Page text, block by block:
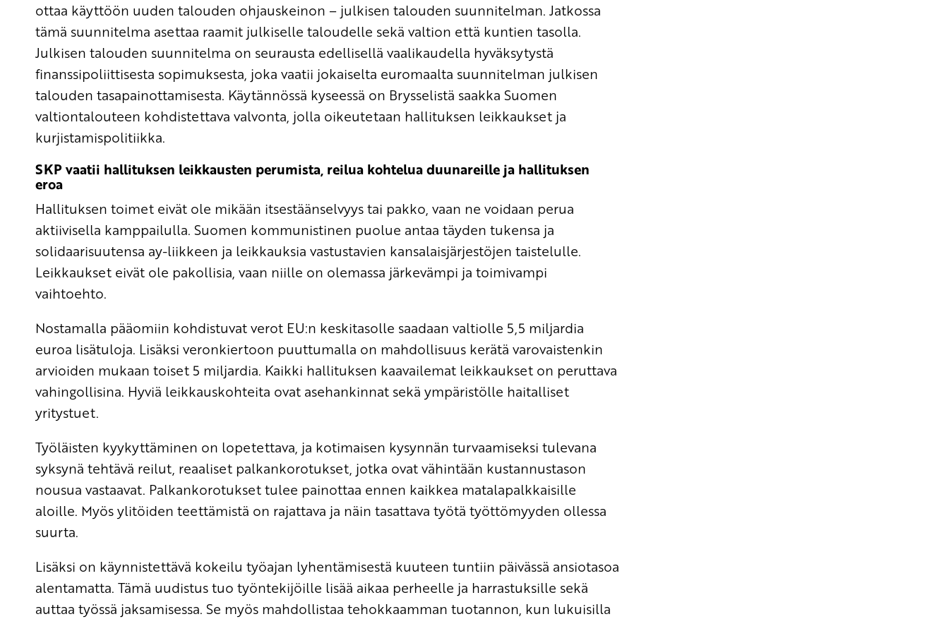
ottaa käyttöön uuden talouden ohjauskeinon – julkisen talouden suunnitelman. Jatkossa
tämä suunnitelma asettaa raamit julkiselle taloudelle sekä valtion että kuntien tasolla.
Julkisen talouden suunnitelma on seurausta edellisellä vaalikaudella hyväksytystä
finanssipoliittisesta sopimuksesta, joka vaatii jokaiselta euromaalta suunnitelman julkisen
talouden tasapainottamisesta. Käytännössä kyseessä on Brysselistä saakka Suomen
valtiontalouteen kohdistettava valvonta, jolla oikeutetaan hallituksen leikkaukset ja
kurjistamispolitiikka.
SKP vaatii hallituksen leikkausten perumista, reilua kohtelua duunareille ja hallituksen
eroa
Hallituksen toimet eivät ole mikään itsestäänselvyys tai pakko, vaan ne voidaan perua
aktiivisella kamppailulla. Suomen kommunistinen puolue antaa täyden tukensa ja
solidaarisuutensa ay-liikkeen ja leikkauksia vastustavien kansalaisjärjestöjen taistelulle.
Leikkaukset eivät ole pakollisia, vaan niille on olemassa järkevämpi ja toimivampi
vaihtoehto.
Nostamalla pääomiin kohdistuvat verot EU:n keskitasolle saadaan valtiolle 5,5 miljardia
euroa lisätuloja. Lisäksi veronkiertoon puuttumalla on mahdollisuus kerätä varovaistenkin
arvioiden mukaan toiset 5 miljardia. Kaikki hallituksen kaavailemat leikkaukset on peruttava
vahingollisina. Hyviä leikkauskohteita ovat asehankinnat sekä ympäristölle haitalliset
yritystuet.
Työläisten kyykyttäminen on lopetettava, ja kotimaisen kysynnän turvaamiseksi tulevana
syksynä tehtävä reilut, reaaliset palkankorotukset, jotka ovat vähintään kustannustason
nousua vastaavat. Palkankorotukset tulee painottaa ennen kaikkea matalapalkkaisille
aloille. Myös ylitöiden teettämistä on rajattava ja näin tasattava työtä työttömyyden ollessa
suurta.
Lisäksi on käynnistettävä kokeilu työajan lyhentämisestä kuuteen tuntiin päivässä ansiotasoa
alentamatta. Tämä uudistus tuo työntekijöille lisää aikaa perheelle ja harrastuksille sekä
auttaa työssä jaksamisessa. Se myös mahdollistaa tehokkaamman tuotannon, kun lukuisilla